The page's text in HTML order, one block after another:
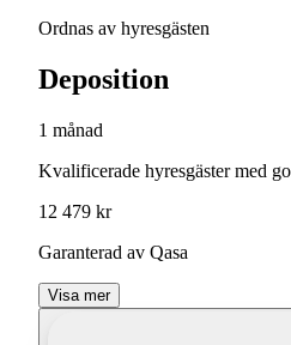
Ordnas av hyresgästen
Deposition
1 månad
Kvalificerade hyresgäster med
12 479 kr
Garanterad av Qasa
Visa mer